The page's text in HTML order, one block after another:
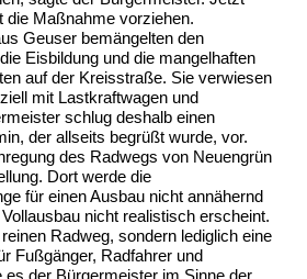
die Maßnahme vorziehen.
Geuser bemängelten den
Eisbildung und die mangelhaften
auf der Kreisstraße. Sie verwiesen
mit Lastkraftwagen und
schlug deshalb einen
der allseits begrüßt wurde, vor.
des Radwegs von Neuengrün
Dort werde die
für einen Ausbau nicht annähernd
nicht realistisch erscheint.
Radweg, sondern lediglich eine
Fußgänger, Radfahrer und
es der Bürgermeister im Sinne der